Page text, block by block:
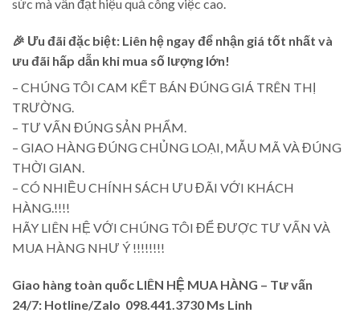
sức mà vẫn đạt hiệu quả công việc cao.
🎉 Ưu đãi đặc biệt: Liên hệ ngay để nhận giá tốt nhất và
ưu đãi hấp dẫn khi mua số lượng lớn!
– CHÚNG TÔI CAM KẾT BÁN ĐÚNG GIÁ TRÊN THỊ
TRƯỜNG.
– TƯ VẤN ĐÚNG SẢN PHẨM.
– GIAO HÀNG ĐÚNG CHỦNG LOẠI, MẪU MÃ VÀ ĐÚNG
THỜI GIAN.
– CÓ NHIỀU CHÍNH SÁCH ƯU ĐÃI VỚI KHÁCH
HÀNG.!!!!
HÃY LIÊN HỆ VỚI CHÚNG TÔI ĐỂ ĐƯỢC TƯ VẤN VÀ
MUA HÀNG NHƯ Ý !!!!!!!!
Giao hàng toàn quốc LIÊN HỆ MUA HÀNG – Tư vấn
24/7: Hotline/Zalo 098.441.3730 Ms Linh